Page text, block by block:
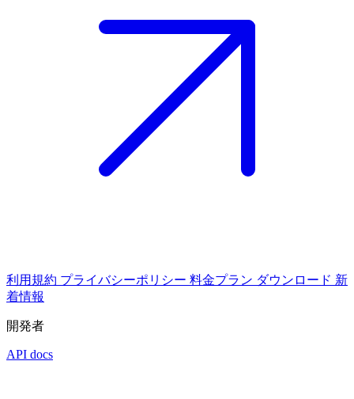
利用規約 プライバシーポリシー 料金プラン ダウンロード 新
着情報
開発者
API docs